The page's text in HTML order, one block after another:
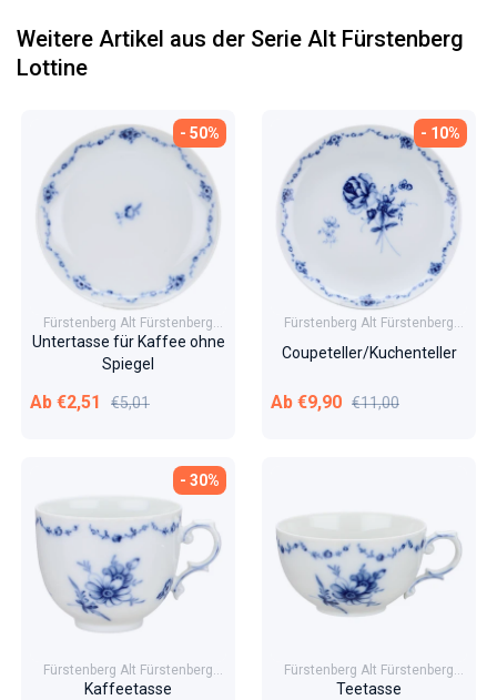
Weitere Artikel aus der Serie Alt Fürstenberg
Lottine
- 50%
Fürstenberg Alt Fürstenberg
Lottine
Untertasse für Kaffee ohne
Spiegel
Verkaufspreis
Ab €2,51 Normaler Preis
€5,01
- 10%
Fürstenberg Alt Fürstenberg
Coupeteller/Kuchenteller
Verkaufspreis
Ab €9,90 Normaler Preis
€11,00
- 30%
Fürstenberg Alt Fürstenberg
Lottine
Kaffeetasse
Fürstenberg Alt Fürstenberg
Lottine
Teetasse